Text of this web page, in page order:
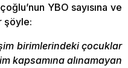
YBO sayısına ve
şöyle:
birimlerindeki çocuklar
kapsamına alınamayan